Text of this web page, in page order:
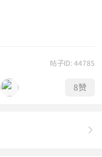
帖子ID: 44785
8赞
